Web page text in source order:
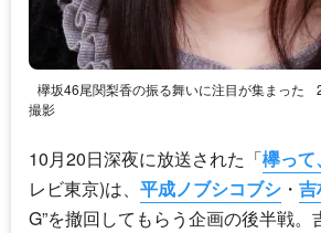
欅坂46尾関梨香の振る舞いに注目が集まった
撮影
10月20日深夜に放送された「欅って
レビ東京)は、 平成ノブシコブシ ・ 吉
G”を撤回してもらう企画の後半戦。